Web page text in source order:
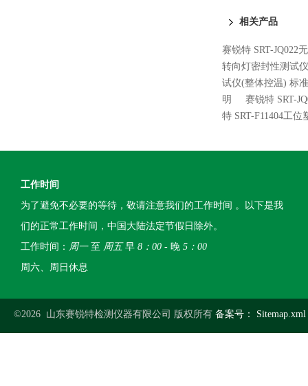
相关产品
赛锐特 SRT-JQ022
转向灯密封性测试
试仪(整体控温) 标准
明
赛锐特 SRT-
特 SRT-F11404工
工作时间
为了避免不必要的等待，敬请注意我们的工作时间 。以下是我
们的正常工作时间，中国大陆法定节假日除外。
工作时间： 周一至 周五早 8：00 - 晚 5：00
周六、周日休息
©2026 山东赛锐特检测仪器有限公司 版权所有 备案号： Sitemap.xml